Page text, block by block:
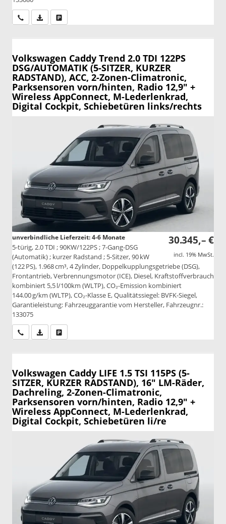
Wir rufen Sie anPDF-Datei, Fahrzeugexposé drucken
Volkswagen Caddy Trend 2.0 TDI 122PS
DSG/AUTOMATIK (5-SITZER, KURZER
RADSTAND), ACC, 2-Zonen-Climatronic,
Parksensoren vorn/hinten, Radio 12,9" +
Wireless AppConnect, M-Lederlenkrad,
Digital Cockpit, Schiebetüren links/rechts
30.345,– €
incl. 19% MwSt.
unverbindliche Lieferzeit: 4-6 Monate
5-türig, 2.0 TDI ; 90KW/122PS ; 7-Gang-DSG
(Automatik) ; kurzer Radstand ; 5-Sitzer, 90 kW
(122 PS), 1.968 cm³, 4 Zylinder, Doppelkupplungsgetriebe (DSG),
Frontantrieb, Verbrennungsmotor (ICE), Diesel, Kraftstoffverbrauch
kombiniert 5,5 l/100km (WLTP), CO₂-Emission kombiniert
144.00 g/km (WLTP), CO₂-Klasse E, Qualitätssiegel: BVFK-Siegel,
Garantieleistung: Fahrzeuggarantie vom Hersteller, Fahrzeugnr.:
133075
Wir rufen Sie anPDF-Datei, Fahrzeugexposé drucken
Volkswagen Caddy LIFE 1.5 TSI 115PS (5-
SITZER, KURZER RADSTAND), 16" LM-Räder,
Dachreling, 2-Zonen-Climatronic,
Parksensoren vorn/hinten, Radio 12,9" +
Wireless AppConnect, M-Lederlenkrad,
Digital Cockpit, Schiebetüren li/re